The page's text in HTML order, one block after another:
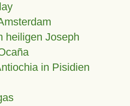
heiligen Joseph
in Pisidien